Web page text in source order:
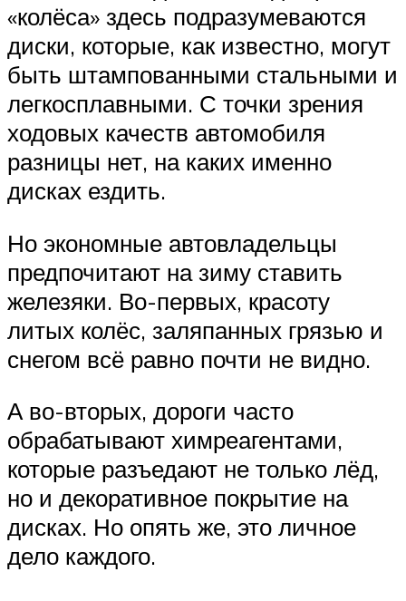
«колёса» здесь подразумеваются
диски, которые, как известно, могут
быть штампованными стальными и
легкосплавными. С точки зрения
ходовых качеств автомобиля
разницы нет, на каких именно
дисках ездить.
Но экономные автовладельцы
предпочитают на зиму ставить
железяки. Во-первых, красоту
литых колёс, заляпанных грязью и
снегом всё равно почти не видно.
А во-вторых, дороги часто
обрабатывают химреагентами,
которые разъедают не только лёд,
но и декоративное покрытие на
дисках. Но опять же, это личное
дело каждого.